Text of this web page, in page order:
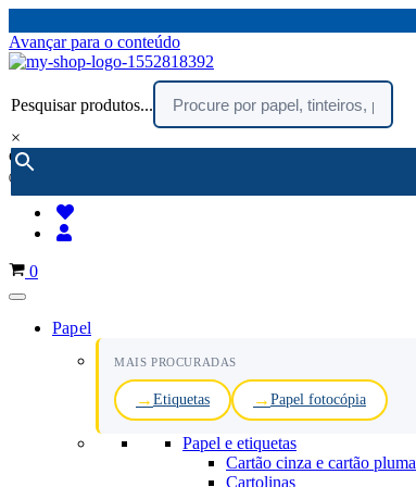
Avançar para o conteúdo
Pesquisar produtos...
×
encomendar por telefone :
(chamada rede fixa nacional)
Carrinho
0
Papel
MAIS PROCURADAS
Etiquetas Papel fotocópia
Papel e etiquetas
Cartão cinza e cartão pluma
Cartolinas